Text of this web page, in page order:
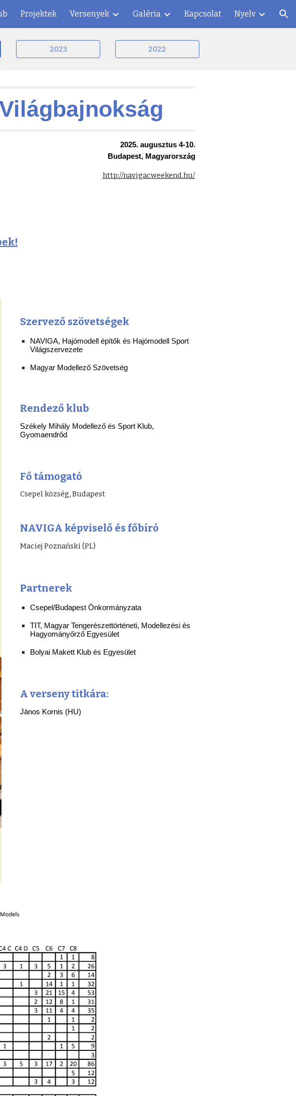
Skip to navigation
Projektek Versenyek Galéria Kapcsolat Nyelv
2023 2022
2025. augusztus 4-10.
Budapest, Magyarország
http://navigacweekend.hu/
Szervező szövetségek
NAVIGA, Hajómodell építők és Hajómodell Sport
Világszervezete
Magyar Modellező Szövetség
Rendező klub
Székely Mihály Modellező és Sport Klub,
Gyomaendrőd
Fő támogató
Csepel község, Budapest
NAVIGA képviselő és főbíró
Maciej Poznański (PL)
Partnerek
Csepel/Budapest Önkormányzata
TIT, Magyar Tengerészettörténeti, Modellezési és
Hagyományőrző Egyesület
Bolyai Makett Klub és Egyesület
A verseny titkára:
János Kornis (HU)